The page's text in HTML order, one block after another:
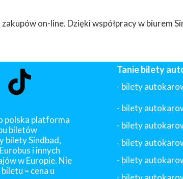
on-line. Dzięki współpracy w biurem
polska platforma
biletów
bilety Sindbad,
i innych
w Europie. Nie
= cena u
Tanie bilety
- bilety
- bilety
- bilety
- bilety
- bilety